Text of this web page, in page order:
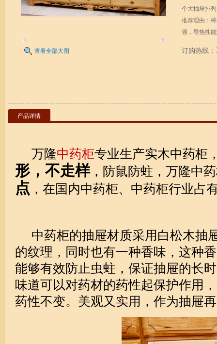
查看全部大图
个大抽屉排
推荐理由：
强，导热性
订购热线：
产品详情
万隆中药柜专业生产实木中药柜
形，不走样，防鼠防蛀，万隆中
点 ，在国内中药柜、中药柜行业占
中药柜的抽屉材质采用白松木抽
的纹理，同时也有一种香味，这种
能够有效防止虫蛀，保证抽屉的长
味道可以对药材的药性起保护作用
药性不变。美观又实用，作为抽屉